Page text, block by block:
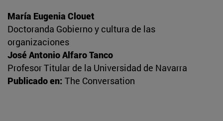
María Eugenia Clouet
Doctoranda Gobierno y cultura de las
organizaciones
José Antonio Alfaro Tanco
Profesor Titular de la Universidad de Navarra
Publicado en: The Conversation